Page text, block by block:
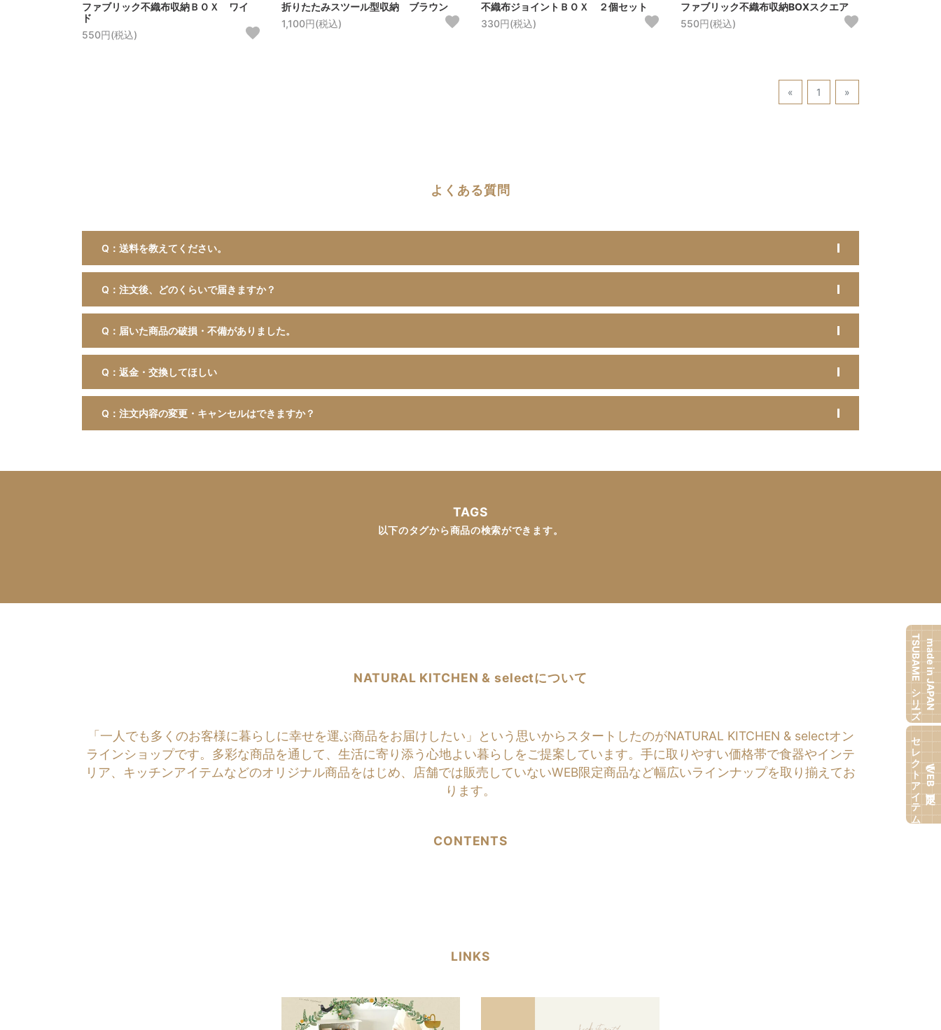
ファブリック不織布収納ＢＯＸ ワイ
ド
550円(税込)
折りたたみスツール型収納 ブラウン
1,100円(税込)
不織布ジョイントＢＯＸ ２個セット
330円(税込)
ファブリック不織布収納BOXスクエア
550円(税込)
« 1 »
よくある質問
Q：送料を教えてください。
Q：注文後、どのくらいで届きますか？
Q：届いた商品の破損・不備がありました。
Q：返金・交換してほしい
Q：注文内容の変更・キャンセルはできますか？
TAGS
以下のタグから商品の検索ができます。
NATURAL KITCHEN & selectについて
「一人でも多くのお客様に暮らしに幸せを運ぶ商品をお届けしたい」という思いからスタートしたのがNATURAL KITCHEN & selectオン
ラインショップです。多彩な商品を通して、生活に寄り添う心地よい暮らしをご提案しています。手に取りやすい価格帯で食器やインテ
リア、キッチンアイテムなどのオリジナル商品をはじめ、店舗では販売していないWEB限定商品など幅広いラインナップを取り揃えてお
ります。
CONTENTS
LINKS
made in JAPAN
TSUBAMEシリーズ
【WEB限定】
セレクトアイテム